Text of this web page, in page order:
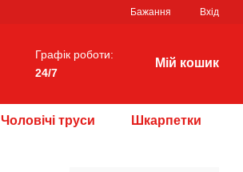
Бажання Вхід
Графік роботи:
24/7
Мій кошик
Чоловічі труси Шкарпетки